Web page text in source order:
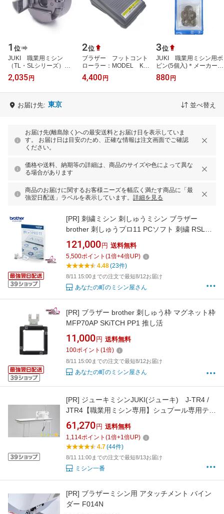
1 位
JUKI 職業用ミシン
（TL・SLシリーズ）用
ボビンケース（メーカー
純正品）【メール便での
2,035 円
2位
ブラザー フットコント
ローラー：MODEL KD-
1902
4,400 円
3位
JUKI 職業用ミシン用ボ
ビン(5個入)＊メーカー純
正品【メール便での発送
OK】
880 円
お届け先: 東京 並べ替え
お届け先(離島除く)への最安送料とお届け日を表示していま
す。 お届け日は目安のため、正確な情報は注文画面でご確認
ください。
価格や送料、納期等の詳細は、商品のサイズや色によって異な
る場合があります
商品のお届けに関するお客様ニーズを幅広く満たす商品に「最
強翌日配送」ラベルを表示しています。 詳細を見る
[PR] 刺繍ミシン 刺しゅうミシン ブラザー
brother 刺しゅうプロ11 PCソフト 刺繍 RSL出
荷
121,000 円 送料無料
5,500ポイント (1倍+4倍UP)
4.48(23件)
8/11 15:00までの注文で最短8/12お届け
あなたの町のミシン屋さん
[PR] ブラザー brother 刺しゅう枠 マグネット枠
MFP70AP SKiTCH PP1 推し活
11,000 円 送料無料
100ポイント (1倍)
8/11 15:00までの注文で最短8/12お届け
あなたの町のミシン屋さん
[PR] ジューキミシンJUKI(ジューキ) J-TR4 /
JTR4【職業用ミシン専用】シュプール専用テー
ブル
61,270 円 送料無料
1,114ポイント (1倍+1倍UP)
4.7(44件)
8/11 11:00までの注文で最短8/13お届け
ミシン一番
[PR] ブラザーミシン用 アタッチメント バイン
ダー F014N